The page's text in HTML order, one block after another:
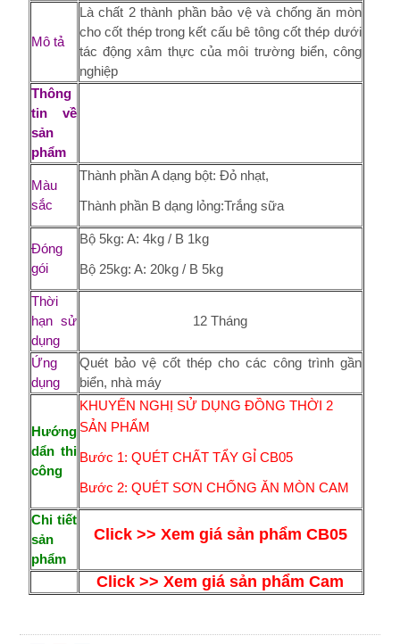
Mô tả
Là chất 2 thành phần bảo vệ và chống ăn mòn
cho cốt thép trong kết cấu bê tông cốt thép dưới
tác động xâm thực của môi trường biển, công
nghiệp
Thông
tin về
sản
phẩm
Màu
sắc
Thành phần A dạng bột: Đỏ nhạt,
Thành phần B dạng lỏng:Trắng sữa
Đóng
gói
Bộ 5kg: A: 4kg / B 1kg
Bộ 25kg: A: 20kg / B 5kg
Thời
hạn sử
dụng
12 Tháng
Ứng
dụng
Quét bảo vệ cốt thép cho các công trình gần
biển, nhà máy
Hướng
dẩn thi
công
KHUYẾN NGHỊ SỬ DỤNG ĐỒNG THỜI 2
SẢN PHẨM
Bước 1: QUÉT CHẤT TẨY GỈ CB05
Bước 2: QUÉT SƠN CHỐNG ĂN MÒN CAM
Chi tiết
sản
phẩm
Click >> Xem giá sản phẩm CB05
Click >> Xem giá sản phẩm Cam